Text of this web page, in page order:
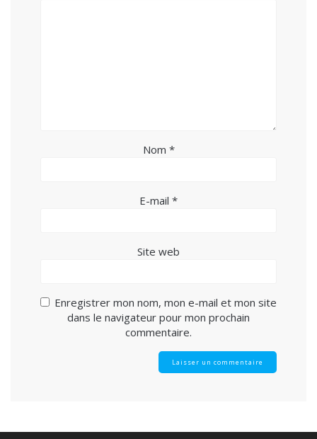
Nom *
E-mail *
Site web
Enregistrer mon nom, mon e-mail et mon site
dans le navigateur pour mon prochain
commentaire.